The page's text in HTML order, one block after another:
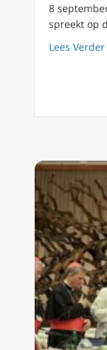
8
spreekt op
Lees Verder